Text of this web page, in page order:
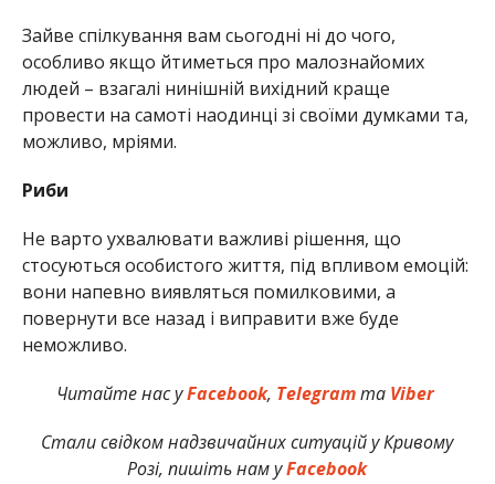
Зайве спілкування вам сьогодні ні до чого,
особливо якщо йтиметься про малознайомих
людей – взагалі нинішній вихідний краще
провести на самоті наодинці зі своїми думками та,
можливо, мріями.
Риби
Не варто ухвалювати важливі рішення, що
стосуються особистого життя, під впливом емоцій:
вони напевно виявляться помилковими, а
повернути все назад і виправити вже буде
неможливо.
Читайте нас уFacebook, Telegramта Viber
Стали свідком надзвичайних ситуацій у Кривому
Розі, пишіть нам уFacebook